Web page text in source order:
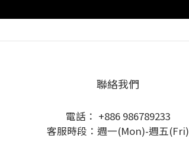
聯絡我們
電話： +886 986789233
客服時段：週一(Mon)-週五(Fri)